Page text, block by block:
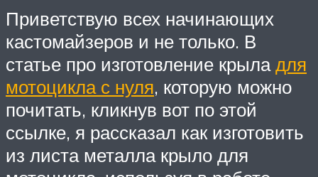
Приветствую всех начинающих
кастомайзеров и не только. В
статье про изготовление крыладля
мотоцикла с нуля, которую можно
почитать, кликнув вот по этой
ссылке, я рассказал как изготовить
из листа металла крыло для